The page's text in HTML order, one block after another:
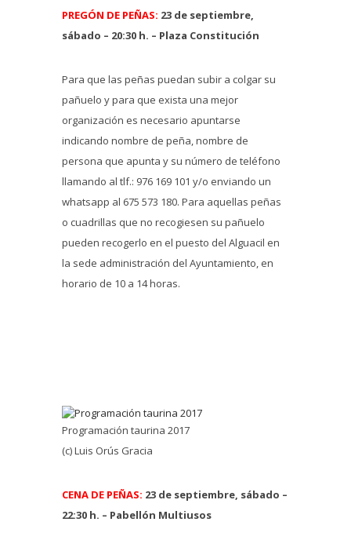
PREGÓN DE PEÑAS: 23 de septiembre,
sábado – 20:30 h. – Plaza Constitución
Para que las peñas puedan subir a colgar su
pañuelo y para que exista una mejor
organización es necesario apuntarse
indicando nombre de peña, nombre de
persona que apunta y su número de teléfono
llamando al tlf.: 976 169 101 y/o enviando un
whatsapp al 675 573 180. Para aquellas peñas
o cuadrillas que no recogiesen su pañuelo
pueden recogerlo en el puesto del Alguacil en
la sede administración del Ayuntamiento, en
horario de 10 a 14 horas.
Programación taurina 2017
(c) Luis Orús Gracia
CENA DE PEÑAS: 23 de septiembre, sábado –
22:30 h. – Pabellón Multiusos